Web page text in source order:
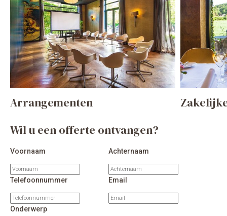
Arrangementen
Wil u een offerte ontvangen?
Voornaam Achternaam
Telefoonnummer Email
Onderwerp